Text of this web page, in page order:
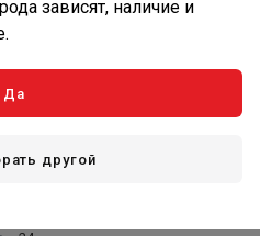
модуляция пламени в
ГВС;
зажигание;
российским условиям.
газа до 5 мбар;
зависят, наличие и
Да
другой